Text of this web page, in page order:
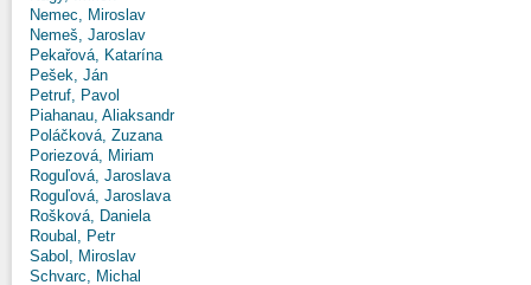
Nemec, Miroslav
Nemeš, Jaroslav
Pekařová, Katarína
Pešek, Ján
Petruf, Pavol
Piahanau, Aliaksandr
Poláčková, Zuzana
Poriezová, Miriam
Roguľová, Jaroslava
Roguľová, Jaroslava
Rošková, Daniela
Roubal, Petr
Sabol, Miroslav
Schvarc, Michal